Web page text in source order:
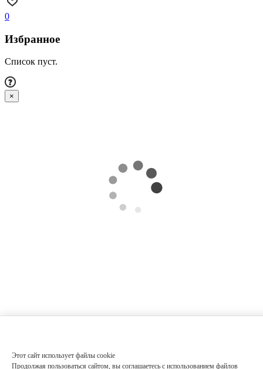
Этот сайт использует файлы cookie
Продолжая пользоваться сайтом, вы соглашаетесь с использованием файлов
0
Избранное
Список пуст.
×